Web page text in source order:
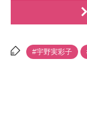
#宇野実彩子